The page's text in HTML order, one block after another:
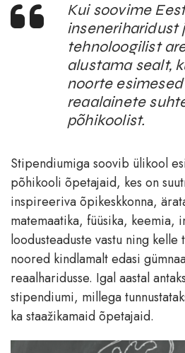
Kui soovime
inseneriharidust
tehnoloogilist
alustama sealt,
noorte
reaalainete
põhikoolist.
Stipendiumiga soovib ülikool
põhikooli õpetajaid, kes on
inspireeriva õpikeskkonna,
matemaatika, füüsika, keemia,
loodusteaduste vastu ning
noored kindlamalt edasi
reaalharidusse. Igal aastal
stipendiumi, millega
ka staažikamaid õpetajaid.